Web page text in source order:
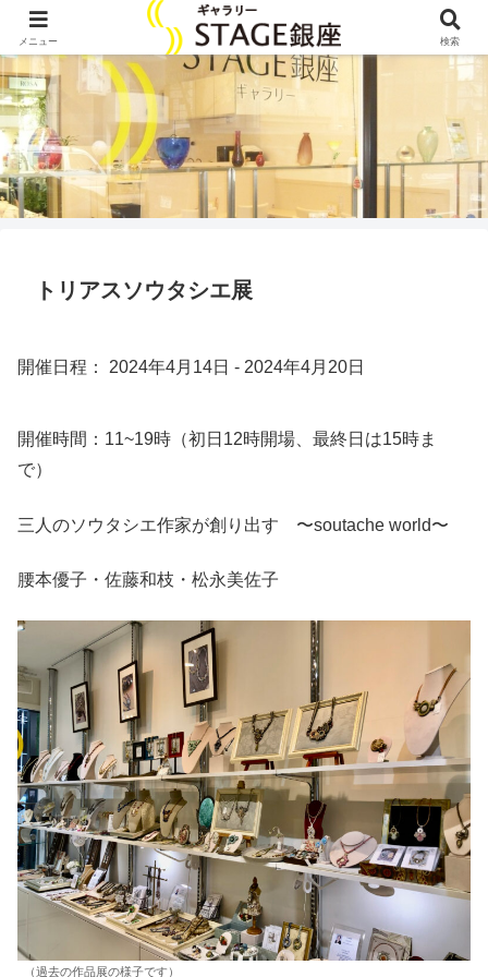
トリアスソウタシエ展
開催日程： 2024年4月14日 - 2024年4月20日
開催時間：11~19時（初日12時開場、最終日は15時ま
で）
三人のソウタシエ作家が創り出す 〜soutache world〜
腰本優子・佐藤和枝・松永美佐子
（過去の作品展の様子です）
メニュー 検索